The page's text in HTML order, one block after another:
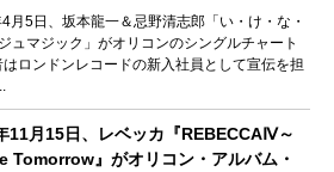
月5日、坂本龍一＆忌野清志郎「い・け・な・
ュマジック」がオリコンのシングルチャート
ロンドンレコードの新入社員として宣伝を担
11月15日、レベッカ『REBECCAⅣ～
Tomorrow』がオリコン・アルバム・